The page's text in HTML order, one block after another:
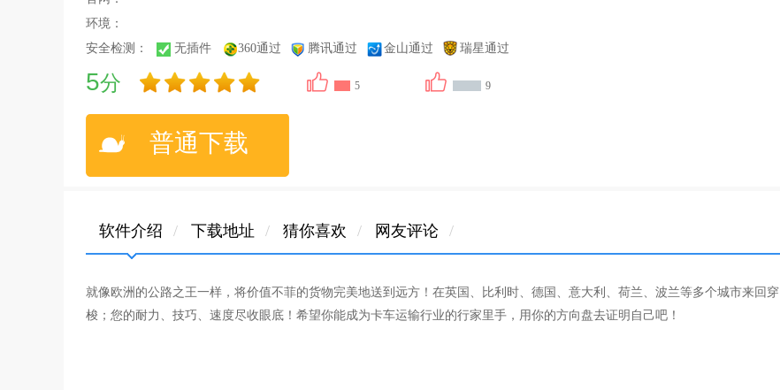
环境：
安全检测：
无插件 360通过 腾讯通过 金山通过 瑞星通过
5 9
5分
普通下载
软件介绍 / 下载地址 / 猜你喜欢 / 网友评论 /
就像欧洲的公路之王一样，将价值不菲的货物完美地送到远方！在英国、比利时、德国、意大利、荷兰、波兰等多个城市来回穿
梭；您的耐力、技巧、速度尽收眼底！希望你能成为卡车运输行业的行家里手，用你的方向盘去证明自己吧！